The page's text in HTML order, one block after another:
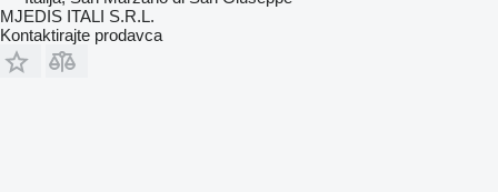
MJEDIS ITALI S.R.L.
Kontaktirajte prodavca